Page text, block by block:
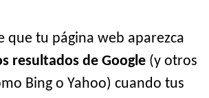
que tu página web aparezca
resultados de Google (y otros
Bing o Yahoo) cuando tus